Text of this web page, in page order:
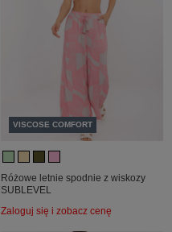
VISCOSE COMFORT
Różowe letnie spodnie z wiskozy
SUBLEVEL
Zaloguj się i zobacz cenę